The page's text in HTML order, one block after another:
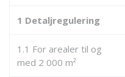
1 Detaljregulering
1.1 For arealer til og
med 2 000 m²